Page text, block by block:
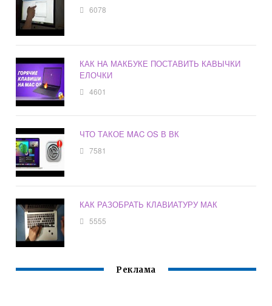
6078
КАК НА МАКБУКЕ ПОСТАВИТЬ КАВЫЧКИ
ЕЛОЧКИ
4601
ЧТО ТАКОЕ MAC OS В ВК
7581
КАК РАЗОБРАТЬ КЛАВИАТУРУ МАК
5555
Реклама